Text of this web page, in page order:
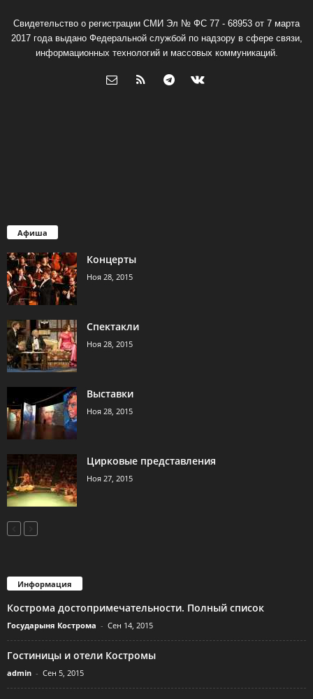
Свидетельство о регистрации СМИ Эл № ФС 77 - 68953 от 7 марта
2017 года выдано Федеральной службой по надзору в сфере связи,
информационных технологий и массовых коммуникаций.
Афиша
Концерты
Ноя 28, 2015
Спектакли
Ноя 28, 2015
Выставки
Ноя 28, 2015
Цирковые представления
Ноя 27, 2015
Информация
Кострома достопримечательности. Полный список
Государыня Кострома - Сен 14, 2015
Гостиницы и отели Костромы
admin - Сен 5, 2015